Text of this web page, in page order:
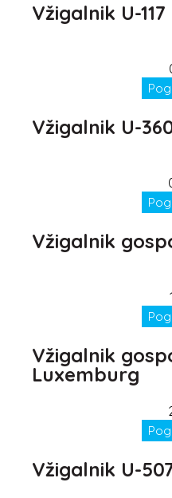
Vžigalnik U-
Vžigalnik U-
Vžigalnik
Vžigalnik
Luxemburg
Vžigalnik U-